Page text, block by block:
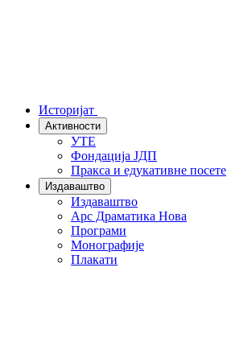
Историјат
Активности
УТЕ
Фондација ЈДП
Пракса и едукативне посете
Издаваштво
Издаваштво
Арс Драматика Нова
Програми
Монографије
Плакати